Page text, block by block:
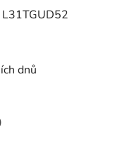
dnů